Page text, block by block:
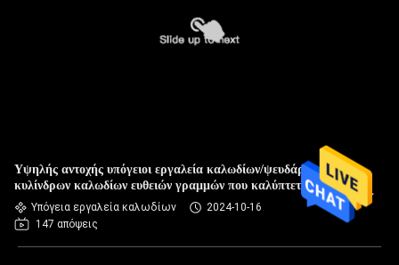
Υψηλής αντοχής υπόγειοι εργαλεία καλωδίων/ψευδάργυρος
κυλίνδρων καλωδίων ευθειών γραμμών που καλύπτεται με
τους κυλίνδρους αργιλίου
Υπόγεια εργαλεία καλωδίων
2024-10-16
147 απόψεις